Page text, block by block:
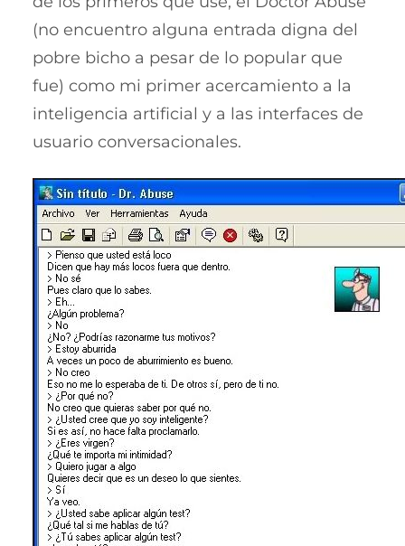
(no encuentro alguna entrada digna del
pobre bicho a pesar de lo popular que
fue) como mi primer acercamiento a la
inteligencia artificial y a las interfaces de
usuario conversacionales.